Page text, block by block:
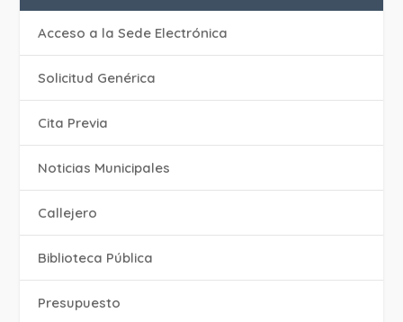
Acceso a la Sede Electrónica
Solicitud Genérica
Cita Previa
‎Noticias Municipales
Callejero
Biblioteca Pública
Presupuesto